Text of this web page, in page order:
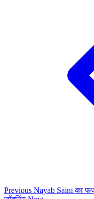
Previous Nayab Saini का